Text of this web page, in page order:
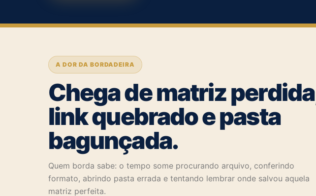
A DOR DA BORDADEIRA
Chega de matriz
link quebrado e pasta
bagunçada.
Quem borda sabe: o tempo some procurando arquivo, conferindo
formato, abrindo pasta errada e tentando lembrar onde salvou aquela
matriz perfeita.